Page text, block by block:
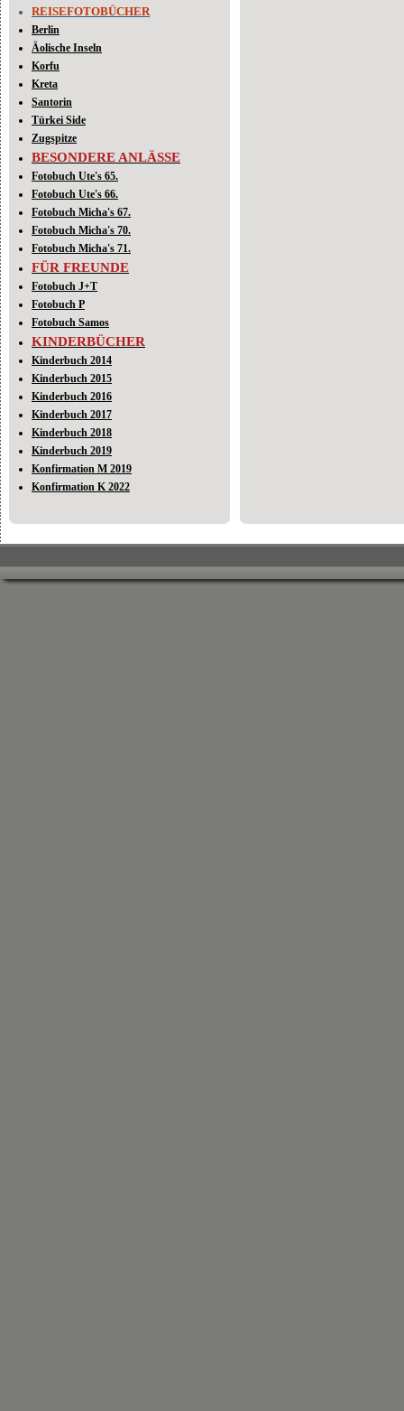
REISEFOTOBÜCHER
Berlin
Äolische Inseln
Korfu
Kreta
Santorin
Türkei Side
Zugspitze
BESONDERE ANLÄSSE
Fotobuch Ute's 65.
Fotobuch Ute's 66.
Fotobuch Micha's 67.
Fotobuch Micha's 70.
Fotobuch Micha's 71.
FÜR FREUNDE
Fotobuch J+T
Fotobuch P
Fotobuch Samos
KINDERBÜCHER
Kinderbuch 2014
Kinderbuch 2015
Kinderbuch 2016
Kinderbuch 2017
Kinderbuch 2018
Kinderbuch 2019
Konfirmation M 2019
Konfirmation K 2022